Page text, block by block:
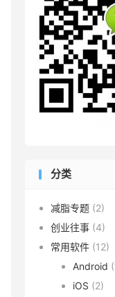
分类
减脂专题 (2)
创业往事 (4)
常用软件 (12)
Android
iOS (2)